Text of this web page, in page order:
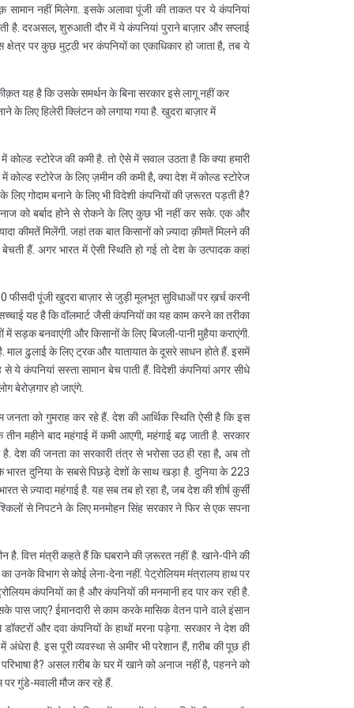
सामान नहीं मिलेगा. इसके अलावा पूंजी की ताकत पर ये कंपनियां
है. दरअसल, शुरुआती दौर में ये कंपनियां पुराने बाज़ार और सप्लाई
पर कुछ मुट्ठी भर कंपनियों का एकाधिकार हो जाता है, तब ये
यह है कि उसके समर्थन के बिना सरकार इसे लागू नहीं कर
के लिए हिलेरी क्लिंटन को लगाया गया है. खुदरा बाज़ार में
स्टोरेज की कमी है. तो ऐसे में सवाल उठता है कि क्या हमारी
कोल्ड स्टोरेज के लिए ज़मीन की कमी है, क्या देश में कोल्ड स्टोरेज
गोदाम बनाने के लिए भी विदेशी कंपनियों की ज़रूरत पड़ती है?
को बर्बाद होने से रोकने के लिए कुछ भी नहीं कर सके. एक और
कीमतें मिलेंगी. जहां तक बात किसानों को ज़्यादा क़ीमतें मिलने की
हैं. अगर भारत में ऐसी स्थिति हो गई तो देश के उत्पादक कहां
पूंजी खुदरा बाज़ार से जुड़ी मूलभूत सुविधाओं पर ख़र्च करनी
यह है कि वॉलमार्ट जैसी कंपनियों का यह काम करने का तरीका
सड़क बनवाएंगी और किसानों के लिए बिजली-पानी मुहैया कराएंगी.
माल ढुलाई के लिए ट्रक और यातायात के दूसरे साधन होते हैं. इसमें
ये कंपनियां सस्ता सामान बेच पाती हैं. विदेशी कंपनियां अगर सीधे
बेरोज़गार हो जाएंगे.
को गुमराह कर रहे हैं. देश की आर्थिक स्थिति ऐसी है कि इस
महीने बाद महंगाई में कमी आएगी, महंगाई बढ़ जाती है. सरकार
है. देश की जनता का सरकारी तंत्र से भरोसा उठ ही रहा है, अब तो
भारत दुनिया के सबसे पिछड़े देशों के साथ खड़ा है. दुनिया के 223
से ज़्यादा महंगाई है. यह सब तब हो रहा है, जब देश की शीर्ष कुर्सी
से निपटने के लिए मनमोहन सिंह सरकार ने फिर से एक सपना
है. वित्त मंत्री कहते हैं कि घबराने की ज़रूरत नहीं है. खाने-पीने की
विभाग से कोई लेना-देना नहीं. पेट्रोलियम मंत्रालय हाथ पर
कंपनियों का है और कंपनियों की मनमानी हद पार कर रही है.
जाए? ईमानदारी से काम करके मासिक वेतन पाने वाले इंसान
और दवा कंपनियों के हाथों मरना पड़ेगा. सरकार ने देश की
अंधेरा है. इस पूरी व्यवस्था से अमीर भी परेशान हैं, ग़रीब की पूछ ही
है? असल ग़रीब के घर में खाने को अनाज नहीं है, पहनने को
गुंडे-मवाली मौज कर रहे हैं.